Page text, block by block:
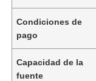
Condiciones de
pago
Capacidad de la
fuente